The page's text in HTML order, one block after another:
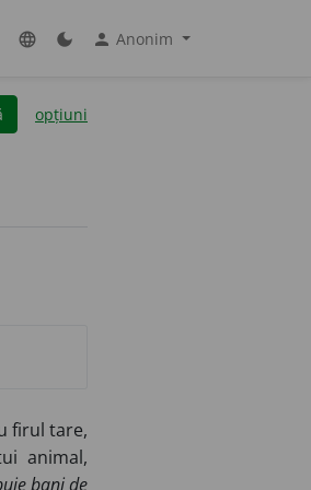
language dark_mode person Anonim
opțiuni
firul tare,
animal,
bani de